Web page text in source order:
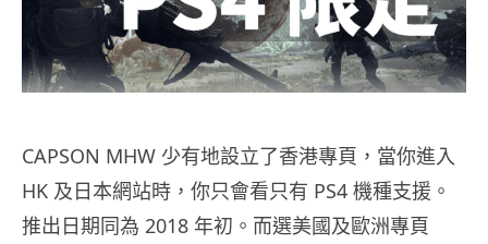
CAPSON MHW 少有地設立了香港專頁，當你進入
HK 及日本網站時，你只會看只有 PS4 機種支援。
推出日期同為 2018 年初。而選美國及歐洲專頁